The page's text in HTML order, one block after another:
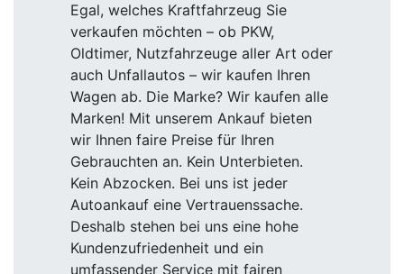
Egal, welches Kraftfahrzeug Sie
verkaufen möchten – ob PKW,
Oldtimer, Nutzfahrzeuge aller Art oder
auch Unfallautos – wir kaufen Ihren
Wagen ab. Die Marke? Wir kaufen alle
Marken! Mit unserem Ankauf bieten
wir Ihnen faire Preise für Ihren
Gebrauchten an. Kein Unterbieten.
Kein Abzocken. Bei uns ist jeder
Autoankauf eine Vertrauenssache.
Deshalb stehen bei uns eine hohe
Kundenzufriedenheit und ein
umfassender Service mit fairen